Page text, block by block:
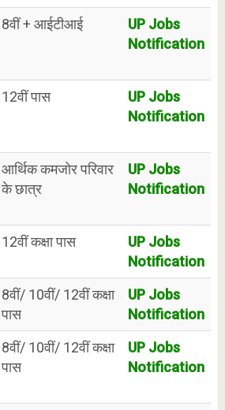
8वीं + आईटीआई
UP Jobs
Notification
12वीं पास
UP Jobs
Notification
आर्थिक कमजोर परिवार
के छात्र
UP Jobs
Notification
12वीं कक्षा पास
UP Jobs
Notification
8वीं/ 10वीं/ 12वीं कक्षा
पास
UP Jobs
Notification
8वीं/ 10वीं/ 12वीं कक्षा
पास
UP Jobs
Notification